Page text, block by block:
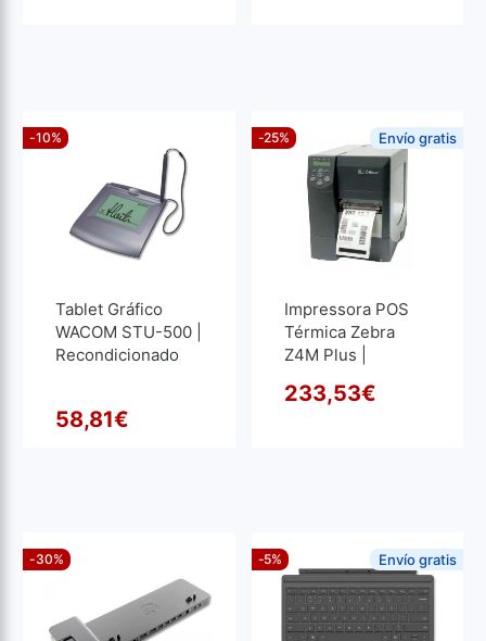
Tablet Gráfico
WACOM STU-500 |
Recondicionado
58,81€
-10%
Impressora POS
Térmica Zebra
Z4M Plus |
233,53€
-25% Envío gratis
-30% -5% Envío gratis